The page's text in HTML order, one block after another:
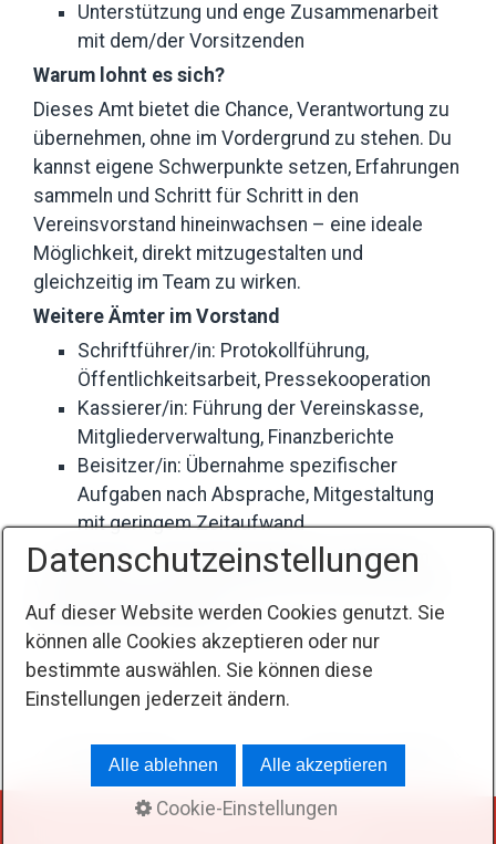
Unterstützung und enge Zusammenarbeit
mit dem/der Vorsitzenden
Warum lohnt es sich?
Dieses Amt bietet die Chance, Verantwortung zu
übernehmen, ohne im Vordergrund zu stehen. Du
kannst eigene Schwerpunkte setzen, Erfahrungen
sammeln und Schritt für Schritt in den
Vereinsvorstand hineinwachsen – eine ideale
Möglichkeit, direkt mitzugestalten und
gleichzeitig im Team zu wirken.
Weitere Ämter im Vorstand
Schriftführer/in: Protokollführung,
Öffentlichkeitsarbeit, Pressekooperation
Kassierer/in: Führung der Vereinskasse,
Mitgliederverwaltung, Finanzberichte
Beisitzer/in: Übernahme spezifischer
Aufgaben nach Absprache, Mitgestaltung
mit geringem Zeitaufwand
✨ Mach mit – bring deine Ideen ein, übernimm
der AWO Ober-Mörlen!
Voriger Artikel Nächster Artikel
Datenschutzeinstellungen
Auf dieser Website werden Cookies genutzt. Sie
können alle Cookies akzeptieren oder nur
bestimmte auswählen. Sie können diese
Einstellungen jederzeit ändern.
Alle ablehnen Alle akzeptieren
Cookie-Einstellungen